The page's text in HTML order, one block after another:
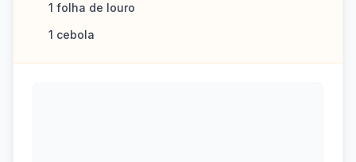
1 folha de louro
1 cebola